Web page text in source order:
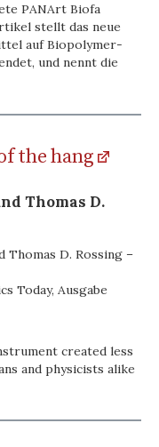
PANArt Biofa
stellt das neue
auf Biopolymer-
und nennt die
the hang
Thomas D.
D. Rossing –
Today, Ausgabe
created less
and physicists alike